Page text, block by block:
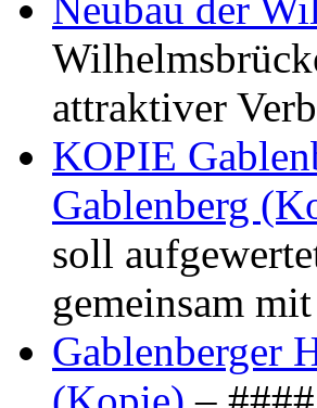
attraktiver
KOPIE
Gablenberg
soll
gemeinsam
Gablenberger